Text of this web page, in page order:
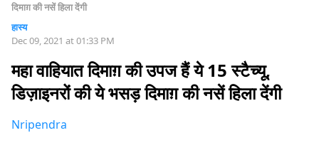
दिमाग़ की नसें हिला देंगी
हास्य
Dec 09, 2021 at 01:33 PM
महा वाहियात दिमाग़ की उपज हैं ये 15 स्टैच्यू,
डिज़ाइनरों की ये भसड़ दिमाग़ की नसें हिला देंगी
Nripendra